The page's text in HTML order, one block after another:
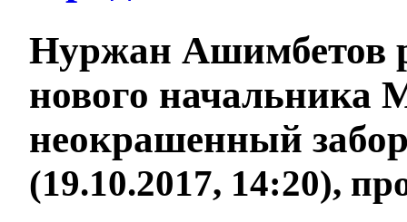
Нуржан Ашимбетов
нового начальника
неокрашенный
(19.10.2017, 14:20),